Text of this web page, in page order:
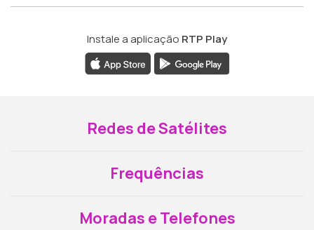
Instale a aplicação RTP Play
Redes de Satélites
Frequências
Moradas e Telefones